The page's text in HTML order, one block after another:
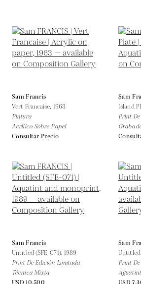
Sam Francis
Vert Francaise, 1963
Pintura
Acrílico Sobre Papel
Consultar Precio
Sam
Island
Print
Sam Francis
Untitled (SFE-071), 1989
Print De Edición Limitada
Técnica Mixta
Sam
Untitled
Print